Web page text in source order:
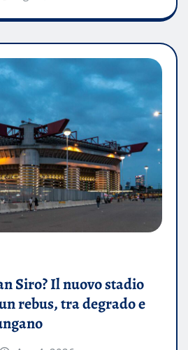
Siro? Il nuovo stadio
rebus, tra degrado e